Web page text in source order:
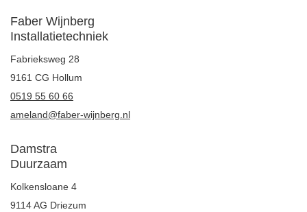
Faber Wijnberg
Installatietechniek
Fabrieksweg 28
9161 CG Hollum
0519 55 60 66
ameland@faber-wijnberg.nl
Damstra
Duurzaam
Kolkensloane 4
9114 AG Driezum